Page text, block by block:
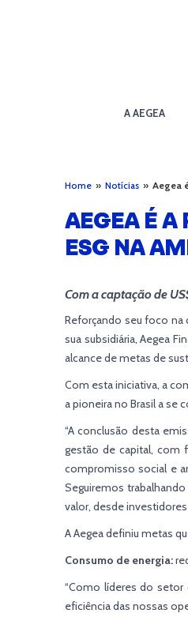
A AEGEA
Home » Notícias » Aegea
AEGEA É A
ESG NA
Com a captação de
Reforçando seu foco na
sua subsidiária, Aegea
alcance de metas de
Com esta iniciativa, a
a pioneira no Brasil a se
“A conclusão desta
gestão de capital, com
compromisso social e
Seguiremos
valor, desde
A Aegea definiu metas
Consumo de energia:
“Como líderes do setor
eficiência das nossas